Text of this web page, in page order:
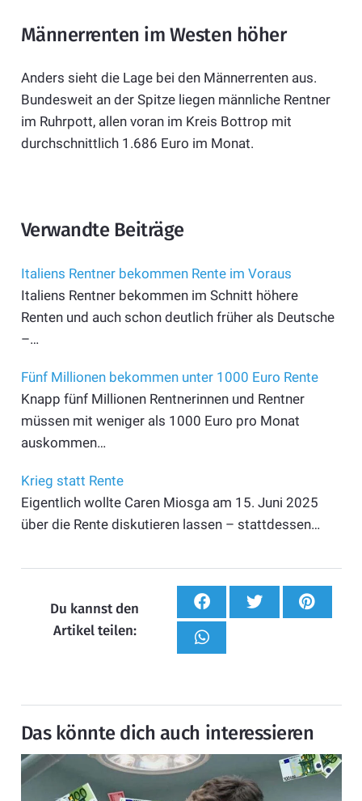
Männerrenten im Westen höher
Anders sieht die Lage bei den Männerrenten aus.
Bundesweit an der Spitze liegen männliche Rentner
im Ruhrpott, allen voran im Kreis Bottrop mit
durchschnittlich 1.686 Euro im Monat.
Verwandte Beiträge
Italiens Rentner bekommen Rente im Voraus
Italiens Rentner bekommen im Schnitt höhere
Renten und auch schon deutlich früher als Deutsche
–…
Fünf Millionen bekommen unter 1000 Euro Rente
Knapp fünf Millionen Rentnerinnen und Rentner
müssen mit weniger als 1000 Euro pro Monat
auskommen…
Krieg statt Rente
Eigentlich wollte Caren Miosga am 15. Juni 2025
über die Rente diskutieren lassen – stattdessen…
Du kannst den
Artikel teilen:
Das könnte dich auch interessieren